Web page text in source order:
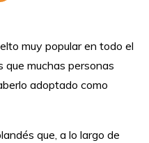
muy popular en todo el
que muchas personas
adoptado como
que, a lo largo de